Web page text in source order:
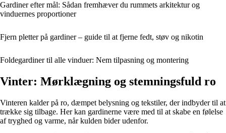
Gardiner efter mål: Sådan fremhæver du rummets arkitektur og
vinduernes proportioner
Fjern pletter på gardiner – guide til at fjerne fedt, støv og nikotin
Foldegardiner til alle vinduer: Nem tilpasning og montering
Vinter: Mørklægning og stemningsfuld ro
Vinteren kalder på ro, dæmpet belysning og tekstiler, der indbyder til at
trække sig tilbage. Her kan gardinerne være med til at skabe en følelse
af tryghed og varme, når kulden bider udenfor.